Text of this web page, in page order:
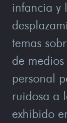
infancia y
temas
de
personal
ruidosa a
exhibido